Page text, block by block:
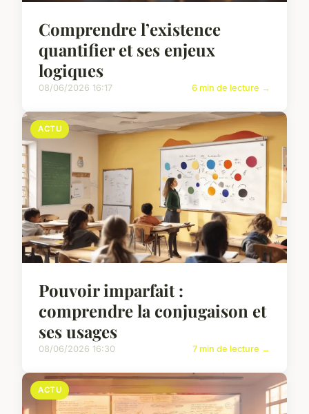
Comprendre l’existence
quantifier et ses enjeux
logiques
08/06/2026 16:17 6 min de lecture →
ACTU
Pouvoir imparfait :
comprendre la conjugaison et
ses usages
08/06/2026 16:30 7 min de lecture →
ACTU